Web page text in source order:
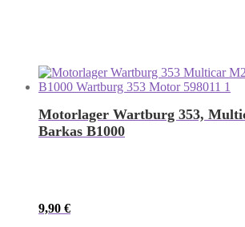
Motorlager Wartburg 353,
Barkas B1000
9,90 €